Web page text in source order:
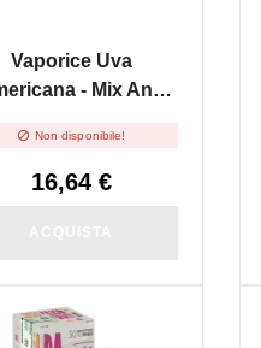
Vaporice Uva
- Mix And
 Non disponibile!
16,64 €